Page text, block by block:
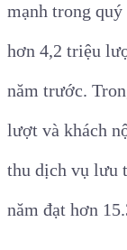
mạnh trong
hơn 4,2 triệu
năm trước.
lượt và khách
thu dịch vụ lưu
năm đạt hơn